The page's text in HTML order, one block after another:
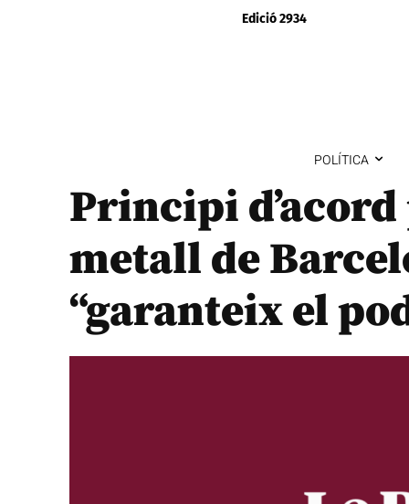
Edició 2934
POLÍTICA
Principi
metall de
“garanteix el